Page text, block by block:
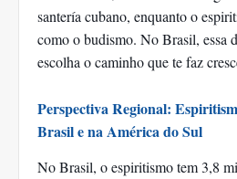
santería cubano, enquanto o
como o budismo. No Brasil, essa
escolha o caminho que te faz
Perspectiva Regional:
Brasil e na América do Sul
No Brasil, o espiritismo tem 3,8